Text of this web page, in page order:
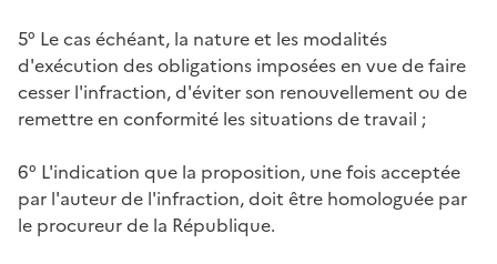
5° Le cas échéant, la nature et les modalités
d'exécution des obligations imposées en vue de faire
cesser l'infraction, d'éviter son renouvellement ou de
remettre en conformité les situations de travail ;
6° L'indication que la proposition, une fois acceptée
par l'auteur de l'infraction, doit être homologuée par
le procureur de la République.